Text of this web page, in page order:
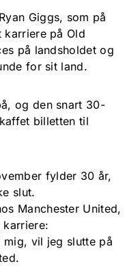
Giggs, som på
på Old
på landsholdet og
for sit land.
og den snart 30-
billetten til
fylder 30 år,
slut.
Manchester United,
vil jeg slutte på